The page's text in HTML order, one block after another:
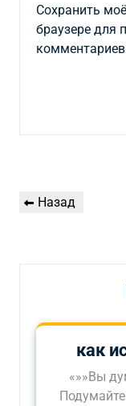
Сохранить
браузере для
по
Предыдущая
Назад
как
«»»Вы